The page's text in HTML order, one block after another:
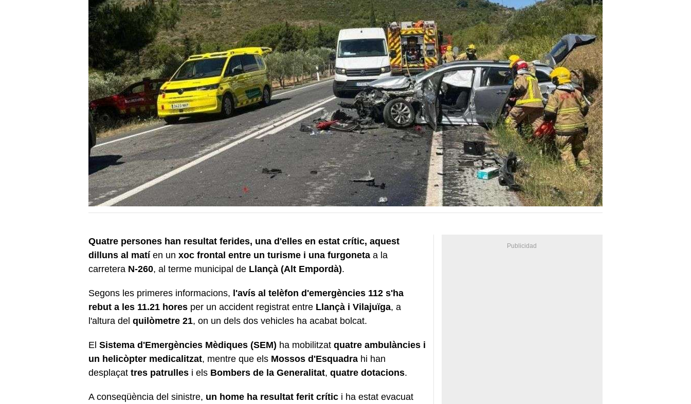
Quatre persones han resultat ferides, una d'elles en estat crític, aquest
dilluns al matíen un xoc frontal entre un turisme i una furgoneta a la
carretera N-260, al terme municipal de Llançà (Alt Empordà).
Segons les primeres informacions, l'avís al telèfon d'emergències 112 s'ha
rebut a les 11.21 hores per un accident registrat entre Llançà i Vilajuïga, a
l'altura del quilòmetre 21, on un dels dos vehicles ha acabat bolcat.
El Sistema d'Emergències Mèdiques (SEM) ha mobilitzat quatre ambulàncies i
un helicòpter medicalitzat, mentre que els Mossos d'Esquadra hi han
desplaçat tres patrulles i els Bombers de la Generalitat, quatre dotacions.
A conseqüència del sinistre, un home ha resultat ferit crític i ha estat evacuat